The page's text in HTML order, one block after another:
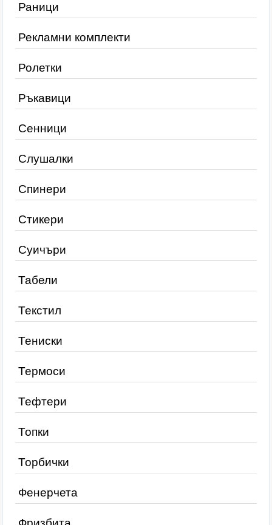
Раници
Рекламни комплекти
Ролетки
Ръкавици
Сенници
Слушалки
Спинери
Стикери
Суичъри
Табели
Текстил
Тениски
Термоси
Тефтери
Топки
Торбички
Фенерчета